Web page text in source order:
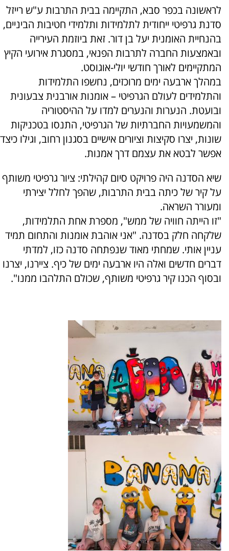
לראשונה בכפר סבא, התקיימה בבית התרבות ע"ש רייזל
סדנת גרפיטי ייחודית לתלמידות ותלמידי חטיבות הביניים,
בהנחיית האומנית יעל בן דור. זאת ביוזמת העירייה
ובאמצעות החברה לתרבות הפנאי, במסגרת אירועי הקיץ
המתקיימים לאורך חודשי יולי-אוגוסט.
במהלך ארבעה ימים מרוכזים, נחשפו התלמידות
והתלמידים לעולם הגרפיטי – אומנות אורבנית צבעונית
ובועטת. הנערות והנערים למדו על ההיסטוריה
והמשמעויות החברתיות של הגרפיטי, התנסו בטכניקות
שונות, יצרו סקיצות וציורים אישיים בסגנון רחוב, וגילו כיצד
אפשר לבטא את עצמם דרך אמנות.
שיא הסדנה היה פרויקט סיום קהילתי: ציור גרפיטי משותף
על קיר של כיתה בבית התרבות, שהפך לחלל יצירתי
ומעורר השראה.
"זו הייתה חוויה של ממש", מספרת אחת התלמידות,
שלקחה חלק בסדנה. "אני אוהבת אומנות והתחום תמיד
עניין אותי. שמחתי מאוד שנפתחה סדנה כזו, למדתי
דברים חדשים ואלה היו ארבעה ימים של כיף. ציירנו, יצרנו
ובסוף הכנו קיר גרפיטי משותף, שכולם התלהבו ממנו".